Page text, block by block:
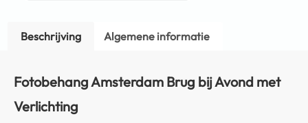
Beschrijving Algemene informatie
Fotobehang Amsterdam Brug bij Avond met
Verlichting